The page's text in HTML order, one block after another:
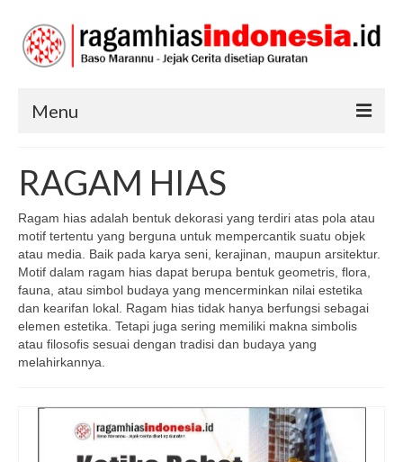
Menu
SENI DAN BUDAYA
TRADISI
RAGAM HIAS
Ragam hias adalah bentuk dekorasi yang terdiri atas pola atau
motif tertentu yang berguna untuk mempercantik suatu objek
atau media. Baik pada karya seni, kerajinan, maupun arsitektur.
Motif dalam ragam hias dapat berupa bentuk geometris, flora,
fauna, atau simbol budaya yang mencerminkan nilai estetika
dan kearifan lokal. Ragam hias tidak hanya berfungsi sebagai
elemen estetika. Tetapi juga sering memiliki makna simbolis
atau filosofis sesuai dengan tradisi dan budaya yang
melahirkannya.